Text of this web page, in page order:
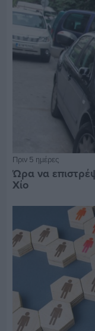
Πριν 5 ημέρες
Ώρα να
Χίο